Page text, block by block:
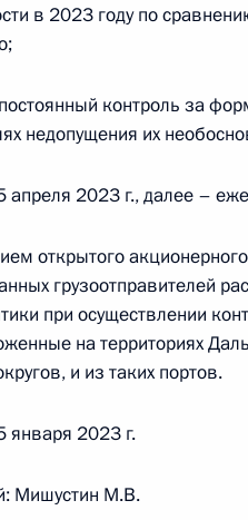
по итогам
режим захода
морские воды
морского пути
15:40
на воду ледокола
14:00
в 2023 году по
контроль за
недопущения их
апреля 2023 г., далее –
открытого
грузоотправителей
при осуществлении
на территориях
и из таких портов.
января 2023 г.
Мишустин М.В.